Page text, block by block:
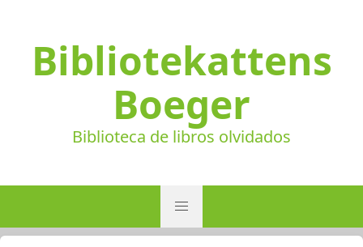
Bibliotekattens
Boeger
Biblioteca de libros olvidados